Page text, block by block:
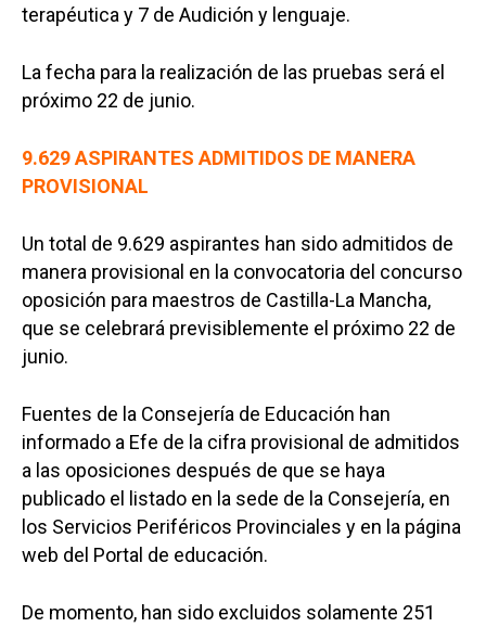
terapéutica y 7 de Audición y lenguaje.
La fecha para la realización de las pruebas será el
próximo 22 de junio.
9.629 ASPIRANTES ADMITIDOS DE MANERA
PROVISIONAL
Un total de 9.629 aspirantes han sido admitidos de
manera provisional en la convocatoria del concurso
oposición para maestros de Castilla-La Mancha,
que se celebrará previsiblemente el próximo 22 de
junio.
Fuentes de la Consejería de Educación han
informado a Efe de la cifra provisional de admitidos
a las oposiciones después de que se haya
publicado el listado en la sede de la Consejería, en
los Servicios Periféricos Provinciales y en la página
web del Portal de educación.
De momento, han sido excluidos solamente 251